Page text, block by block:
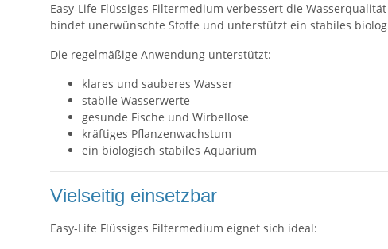
Easy-Life Flüssiges Filtermedium verbessert die
bindet unerwünschte Stoffe und unterstützt ein stabiles
Die regelmäßige Anwendung unterstützt:
klares und sauberes Wasser
stabile Wasserwerte
gesunde Fische und Wirbellose
kräftiges Pflanzenwachstum
ein biologisch stabiles Aquarium
Vielseitig einsetzbar
Easy-Life Flüssiges Filtermedium eignet sich ideal: